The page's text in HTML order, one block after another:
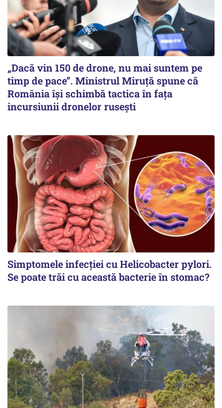
„Dacă vin 150 de drone, nu mai suntem pe
timp de pace”. Ministrul Miruţă spune că
România își schimbă tactica în fața
incursiunii dronelor rusești
Simptomele infecției cu Helicobacter pylori.
Se poate trăi cu această bacterie în stomac?